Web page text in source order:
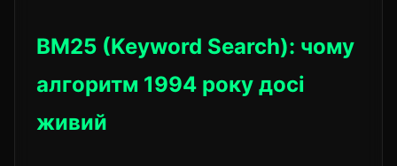
BM25 (Keyword Search): чому
алгоритм 1994 року досі
живий